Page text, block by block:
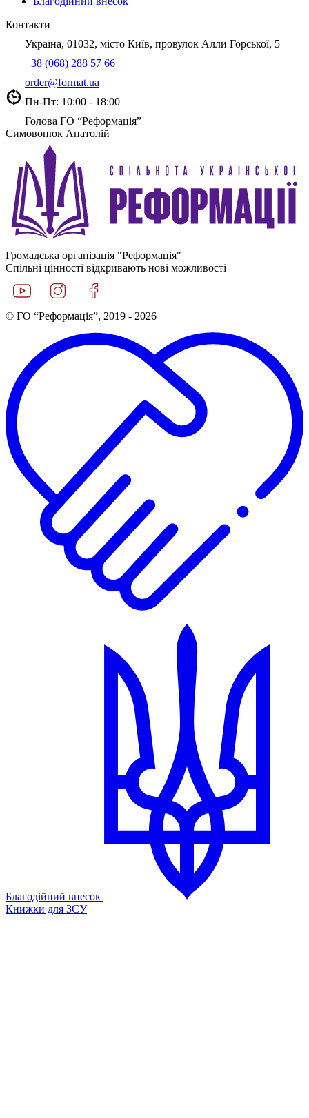
Контакти
Україна, 01032, місто Київ, провулок Алли Горської, 5
+38 (068) 288 57 66
order@format.ua
Пн-Пт: 10:00 - 18:00
Голова ГО “Реформація”
Симовонюк Анатолій
Громадська організація "Реформація"
Спільні цінності відкривають нові можливості
© ГО “Реформація”, 2019 - 2026
Благодійний внесок
Книжки для ЗСУ